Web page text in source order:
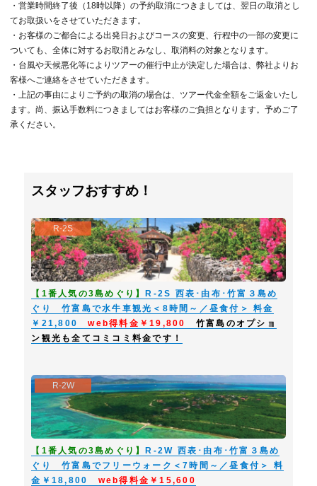
・営業時間終了後（18時以降）の予約取消につきましては、翌日の取消とし
てお取扱いをさせていただきます。
・お客様のご都合による出発日およびコースの変更、行程中の一部の変更に
ついても、全体に対するお取消とみなし、取消料の対象となります。
・台風や天候悪化等によりツアーの催行中止が決定した場合は、弊社よりお
客様へご連絡をさせていただきます。
・上記の事由によりご予約の取消の場合は、ツアー代金全額をご返金いたし
ます。尚、振込手数料につきましてはお客様のご負担となります。予めご了
承ください。
スタッフおすすめ！
R-2S
【1番人気の3島めぐり】R-2S 西表･由布･竹富３島め
ぐり 竹富島で水牛車観光＜8時間～／昼食付＞ 料金
￥21,800web得料金￥19,800
竹富島のオプショ
ン観光も全てコミコミ料金です！
R-2W
【1番人気の3島めぐり】R-2W 西表･由布･竹富３島め
ぐり 竹富島でフリーウォーク＜7時間～／昼食付＞ 料
金￥18,800 web得料金￥15,600